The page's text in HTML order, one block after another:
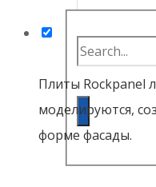
Плиты Rockpanel
моделируются,
форме фасады.